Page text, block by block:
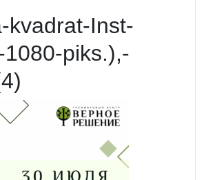
kvadrat-Inst-
piks.),-